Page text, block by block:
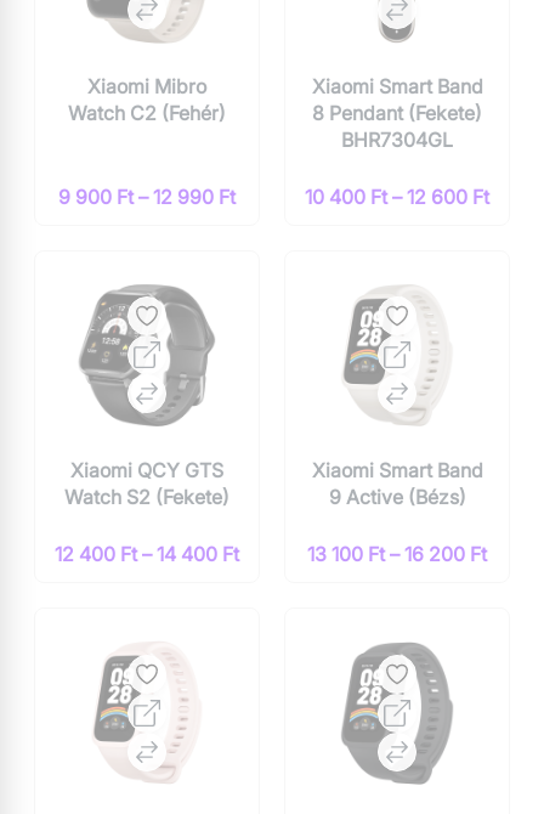
Xiaomi Mibro
Watch C2 (Fehér)
9 900 Ft – 12 990 Ft
Xiaomi Smart Band
8 Pendant (Fekete)
BHR7304GL
10 400 Ft – 12 600 Ft
Xiaomi QCY GTS
Watch S2 (Fekete)
12 400 Ft – 14 400 Ft
Xiaomi Smart Band
9 Active (Bézs)
13 100 Ft – 16 200 Ft